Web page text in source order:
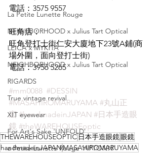
La Petite Lunette Rouge
NEIGHBORHOOD x Julius Tart Optical
LEICA x MYKITA
NEIGHBORHOOD x Julius Tart Optical
RIGARDS
True vintage revival
XIT eyewear
For Art's Sake 'UNFOLD'
a Petite Lunette Rouge 'APTONN'
電話：3575 9557
旺角店：
旺角登打士街仁安大廈地下23號A鋪(商
場外圍，面向登打士街)
電話：3956 5265
#mm0088 #DESSIN
#MASAHIROMARUYAMA #丸山正
宏 #handmadeinJAPAN #日本手造眼
鏡 #theWAREHOUSEoptic
THEWAREHOUSEOPTIC 日本手造眼鏡眼鏡
handmadeinJAPANMASAHIROMARUYAMA